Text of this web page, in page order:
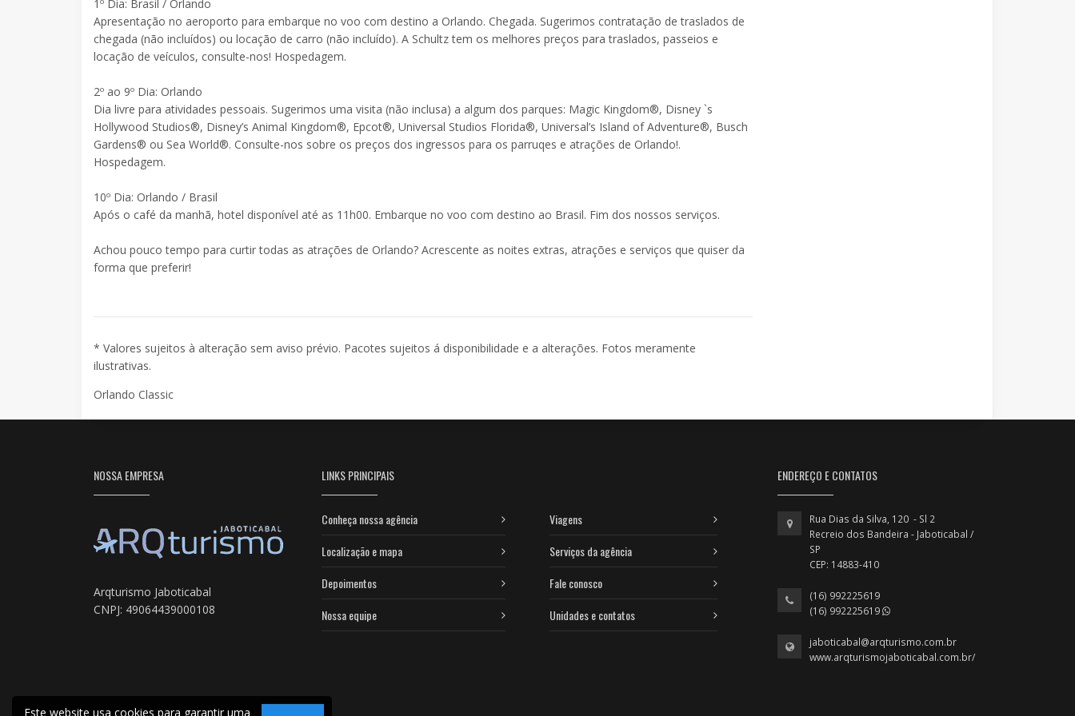
1º Dia: Brasil / Orlando
Apresentação no aeroporto para embarque no voo com destino a Orlando. Chegada. Sugerimos contratação de traslados de
chegada (não incluídos) ou locação de carro (não incluído). A Schultz tem os melhores preços para traslados, passeios e
locação de veículos, consulte-nos! Hospedagem.
2º ao 9º Dia: Orlando
Dia livre para atividades pessoais. Sugerimos uma visita (não inclusa) a algum dos parques: Magic Kingdom®, Disney `s
Hollywood Studios®, Disney’s Animal Kingdom®, Epcot®, Universal Studios Florida®, Universal’s Island of Adventure®, Busch
Gardens® ou Sea World®. Consulte-nos sobre os preços dos ingressos para os parruqes e atrações de Orlando!.
Hospedagem.
10º Dia: Orlando / Brasil
Após o café da manhã, hotel disponível até as 11h00. Embarque no voo com destino ao Brasil. Fim dos nossos serviços.
Achou pouco tempo para curtir todas as atrações de Orlando? Acrescente as noites extras, atrações e serviços que quiser da
forma que preferir!
* Valores sujeitos à alteração sem aviso prévio. Pacotes sujeitos á disponibilidade e a alterações. Fotos meramente
ilustrativas.
Orlando Classic
NOSSA EMPRESA
Arqturismo Jaboticabal
CNPJ: 49064439000108
LINKS PRINCIPAIS
Conheça nossa agência
Localização e mapa
Depoimentos
Nossa equipe
Viagens
Serviços da agência
Fale conosco
Unidades e contatos
ENDEREÇO E CONTATOS
Rua Dias da Silva, 120 - Sl 2
Recreio dos Bandeira - Jaboticabal /
SP
CEP: 14883-410
(16) 992225619
(16) 992225619
jaboticabal@arqturismo.com.br
www.arqturismojaboticabal.com.br/
Este website usa cookies para garantir uma